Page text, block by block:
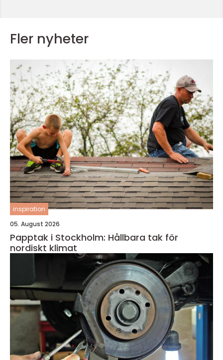
Fler nyheter
inspiration
05. August 2026
Papptak i Stockholm: Hållbara tak för
nordiskt klimat